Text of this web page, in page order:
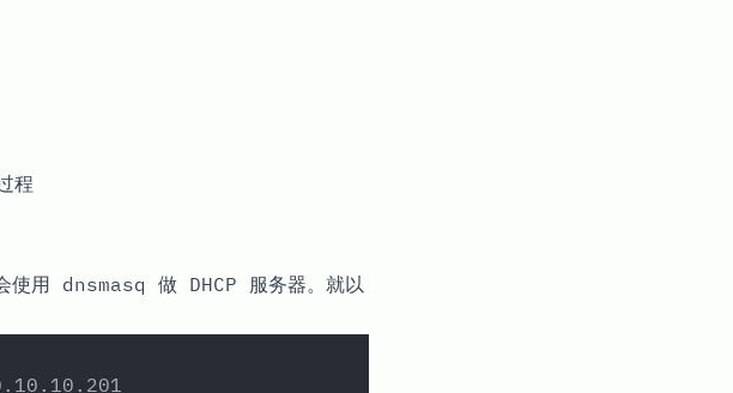
程
使用 dnsmasq 做 DHCP 服务器。就以